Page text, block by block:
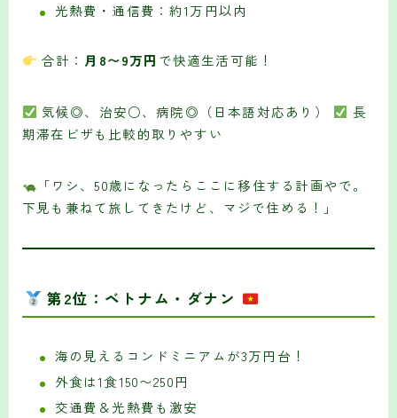
光熱費・通信費：約1万円以内
合計： 月8〜9万円 で快適生活可能！
気候◎、治安○、病院◎（日本語対応あり）
長
期滞在ビザも比較的取りやすい
「ワシ、50歳になったらここに移住する計画やで。
下見も兼ねて旅してきたけど、マジで住める！」
第2位：ベトナム・ダナン
海の見えるコンドミニアムが3万円台！
外食は1食150〜250円
交通費＆光熱費も激安